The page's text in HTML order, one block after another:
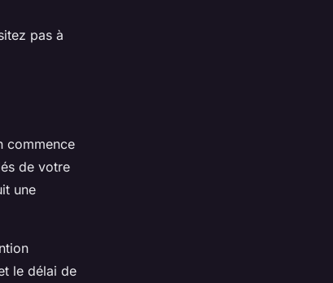
pas à
commence
de votre
une
le délai de